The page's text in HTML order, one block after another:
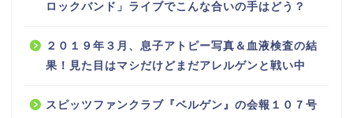
ロックバンド」ライブでこんな合いの手はどう？
２０１９年３月、息子アトピー写真＆血液検査の結
果！見た目はマシだけどまだアレルゲンと戦い中
スピッツファンクラブ『ベルゲン』の会報１０７号